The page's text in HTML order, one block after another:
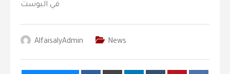
في البوست
AlfaisalyAdmin News